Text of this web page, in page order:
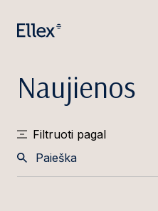
Naujienos
Filtruoti pagal